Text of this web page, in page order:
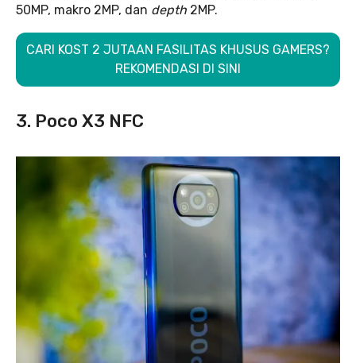
50MP, makro 2MP, dan depth 2MP.
CARI KOST 2 JUTAAN FASILITAS KHUSUS GAMERS?
REKOMENDASI DI SINI
3. Poco X3 NFC